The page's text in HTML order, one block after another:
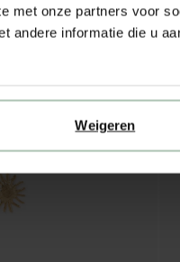
met onze partners voor
andere informatie die u
Weigeren